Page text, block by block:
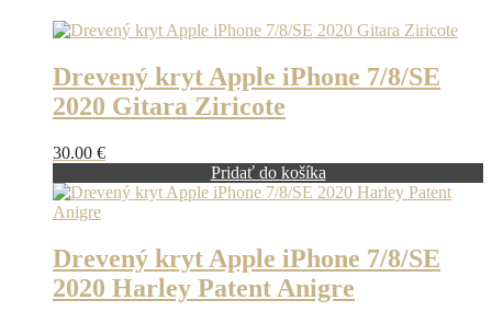
Drevený kryt Apple iPhone 7/8/SE
2020 Gitara Ziricote
30.00 €
Pridať do košíka
Drevený kryt Apple iPhone 7/8/SE
2020 Harley Patent Anigre